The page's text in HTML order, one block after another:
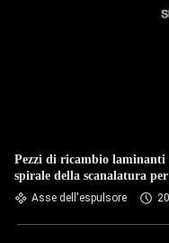
Pezzi di ricambio laminanti
spirale della scanalatura
Asse dell'espulsore